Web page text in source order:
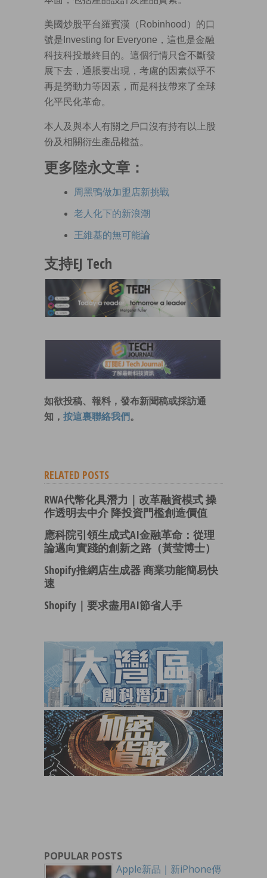
美國炒股平台羅賓漢（Robinhood）的口
號是Investing for Everyone，這也是金融
科技科投最終目的。這個行情只會不斷發
展下去，通脹要出現，考慮的因素似乎不
再是勞動力等因素，而是科技帶來了全球
化平民化革命。
本人及與本人有關之戶口沒有持有以上股
份及相關衍生產品權益。
更多陸永文章：
周黑鴨做加盟店新挑戰
老人化下的新浪潮
王維基的無可能論
支持EJ Tech
如欲投稿、報料，發布新聞稿或採訪通
知， 按這裏聯絡我們 。
RELATED POSTS
RWA代幣化具潛力｜改革融資模式 操
作透明去中介 降投資門檻創造價值
應科院引領生成式AI金融革命：從理
論邁向實踐的創新之路（黃莹博士）
Shopify推網店生成器 商業功能簡易快
速
Shopify｜要求盡用AI節省人手
POPULAR POSTS
Apple新品｜新iPhone傳